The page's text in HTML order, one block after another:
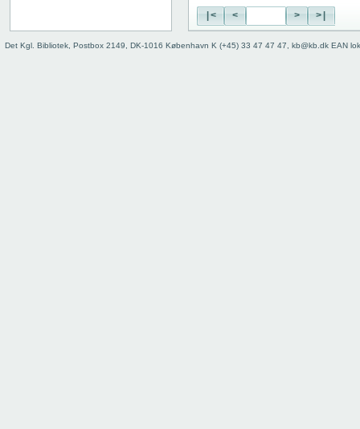
|< < > >|
Det Kgl. Bibliotek, Postbox 2149, DK-1016 København K (+45) 33 47 47 47, kb@kb.dk EAN